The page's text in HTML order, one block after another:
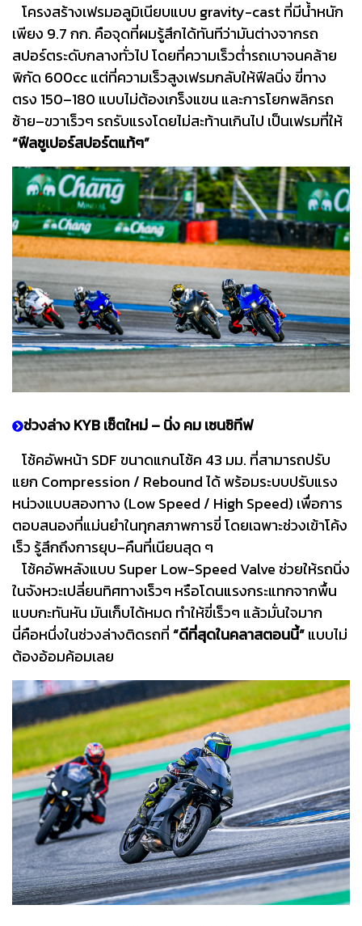
โครงสร้างเฟรมอลูมิเนียบแบบ gravity-cast ที่มีน้ำหนัก
เพียง 9.7 กก. คือจุดที่ผมรู้สึกได้ทันทีว่ามันต่างจากรถ
สปอร์ตระดับกลางทั่วไป โดยที่ความเร็วต่ำรถเบาจนคล้าย
พิกัด 600cc แต่ที่ความเร็วสูงเฟรมกลับให้ฟีลนิ่ง ขี่ทาง
ตรง 150–180 แบบไม่ต้องเกร็งแขน และการโยกพลิกรถ
ซ้าย–ขวาเร็วๆ รถรับแรงโดยไม่สะท้านเกินไป เป็นเฟรมที่ให้
“ฟีลซูเปอร์สปอร์ตแท้ๆ”
ช่วงล่าง KYB เซ็ตใหม่ – นิ่ง คม เซนซิทีฟ
โช้คอัพหน้า SDF ขนาดแกนโช้ค 43 มม. ที่สามารถปรับ
แยก Compression / Rebound ได้ พร้อมระบบปรับแรง
หน่วงแบบสองทาง (Low Speed / High Speed) เพื่อการ
ตอบสนองที่แม่นยำในทุกสภาพการขี่ โดยเฉพาะช่วงเข้าโค้ง
เร็ว รู้สึกถึงการยุบ–คืนที่เนียนสุด ๆ
โช้คอัพหลังแบบ Super Low-Speed Valve ช่วยให้รถนิ่ง
ในจังหวะเปลี่ยนทิศทางเร็วๆ หรือโดนแรงกระแทกจากพื้น
แบบกะทันหัน มันเก็บได้หมด ทำให้ขี่เร็วๆ แล้วมั่นใจมาก
นี่คือหนึ่งในช่วงล่างติดรถที่“ดีที่สุดในคลาสตอนนี้”แบบไม่
ต้องอ้อมค้อมเลย